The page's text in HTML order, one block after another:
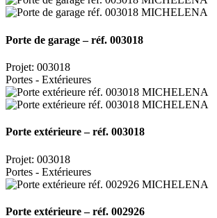
Porte de garage – réf. 003018
Projet: 003018
Portes - Extérieures
Porte extérieure – réf. 003018
Projet: 003018
Portes - Extérieures
Porte extérieure – réf. 002926